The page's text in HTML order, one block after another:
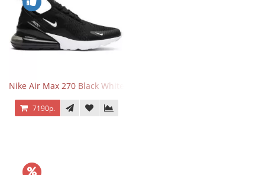
Nike Air Max 270 Black White
7190р.